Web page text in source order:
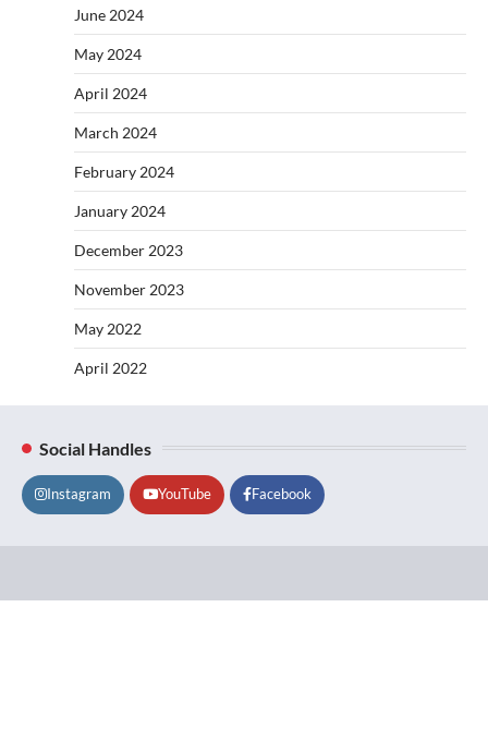
June 2024
May 2024
April 2024
March 2024
February 2024
January 2024
December 2023
November 2023
May 2022
April 2022
Social Handles
Instagram YouTube Facebook